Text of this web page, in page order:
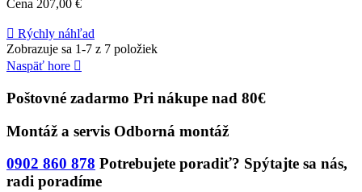
Cena 207,00 €
 Rýchly náhľad
Zobrazuje sa 1-7 z 7 položiek
Naspäť hore 
Poštovné zadarmo Pri nákupe nad 80€
Montáž a servis Odborná montáž
0902 860 878 Potrebujete poradiť? Spýtajte sa nás,
radi poradíme